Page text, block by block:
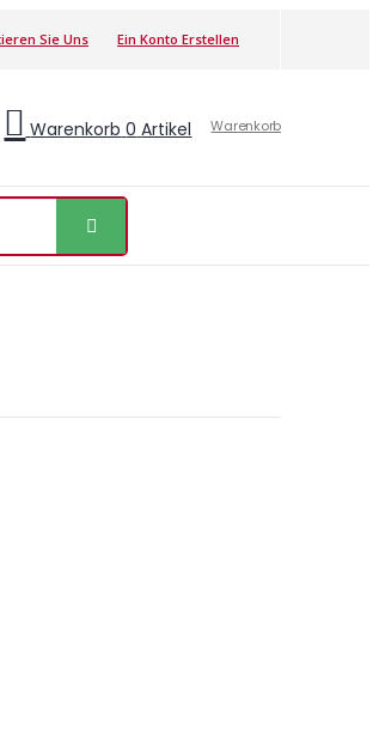
Sie Uns Ein Konto Erstellen
Warenkorb 0 Artikel Warenkorb